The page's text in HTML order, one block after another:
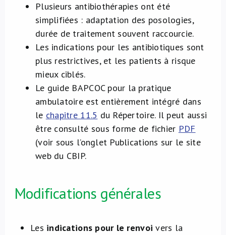
Plusieurs antibiothérapies ont été
simplifiées : adaptation des posologies,
durée de traitement souvent raccourcie.
Les indications pour les antibiotiques sont
plus restrictives, et les patients à risque
mieux ciblés.
Le guide BAPCOC pour la pratique
ambulatoire est entièrement intégré dans
le chapitre 11.5 du Répertoire. Il peut aussi
être consulté sous forme de fichier PDF
(voir sous l’onglet Publications sur le site
web du CBIP.
Modifications générales
Les indications pour le renvoi vers la